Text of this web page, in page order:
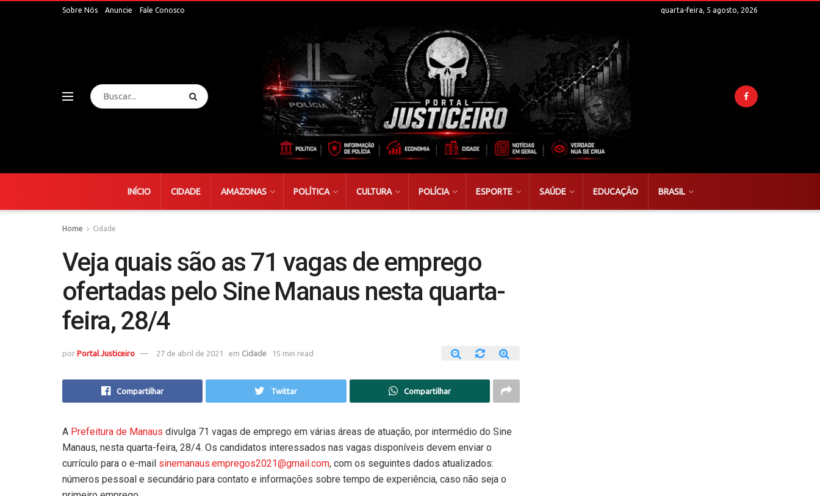
Sobre Nós Anuncie Fale Conosco quarta-feira, 5 agosto, 2026
INÍCIO CIDADE AMAZONAS POLÍTICA CULTURA POLÍCIA ESPORTE SAÚDE EDUCAÇÃO BRASIL
Home Cidade
Veja quais são as 71 vagas de emprego
ofertadas pelo Sine Manaus nesta quarta-
feira, 28/4
por Portal Justiceiro 27 de abril de 2021 em Cidade 15 min read
Compartilhar Twittar Compartilhar
A Prefeitura de Manaus divulga 71 vagas de emprego em várias áreas de atuação, por intermédio do Sine
Manaus, nesta quarta-feira, 28/4. Os candidatos interessados nas vagas disponíveis devem enviar o
currículo para o e-mail sinemanaus.empregos2021@gmail.com, com os seguintes dados atualizados:
números pessoal e secundário para contato e informações sobre tempo de experiência, caso não seja o